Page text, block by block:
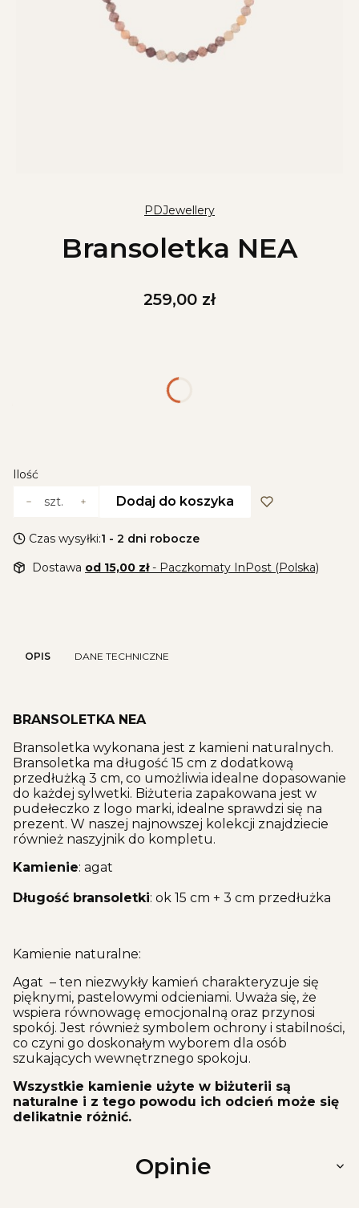
PDJewellery
Bransoletka NEA
Cena
259,00 zł
Ilość
szt.
Dodaj do koszyka
Czas wysyłki:1 - 2 dni robocze
Dostawa od 15,00 zł- Paczkomaty InPost (Polska)
OPIS DANE TECHNICZNE
BRANSOLETKA NEA
Bransoletka wykonana jest z kamieni naturalnych.
Bransoletka ma długość 15 cm z dodatkową
przedłużką 3 cm, co umożliwia idealne dopasowanie
do każdej sylwetki. Biżuteria zapakowana jest w
pudełeczko z logo marki, idealne sprawdzi się na
prezent. W naszej najnowszej kolekcji znajdziecie
również naszyjnik do kompletu.
Kamienie: agat
Długość bransoletki: ok 15 cm + 3 cm przedłużka
Kamienie naturalne:
Agat – ten niezwykły kamień charakteryzuje się
pięknymi, pastelowymi odcieniami. Uważa się, że
wspiera równowagę emocjonalną oraz przynosi
spokój. Jest również symbolem ochrony i stabilności,
co czyni go doskonałym wyborem dla osób
szukających wewnętrznego spokoju.
Wszystkie kamienie użyte w biżuterii są
naturalne i z tego powodu ich odcień może się
delikatnie różnić.
Opinie